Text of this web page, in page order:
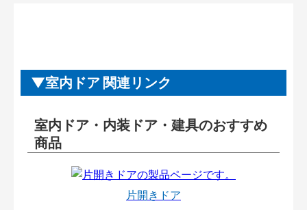
室内ドア 関連リンク
室内ドア・内装ドア・建具のおすすめ
商品
片開きドア